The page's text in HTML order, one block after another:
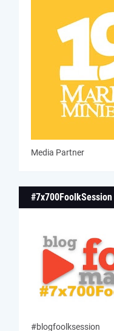
Media Partner
#7x700FoolkSession
#blogfoolksession